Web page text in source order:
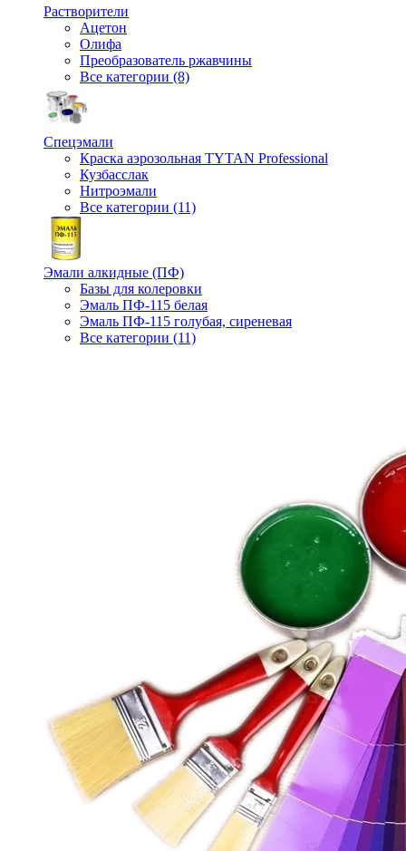
Растворители
Ацетон
Олифа
Преобразователь ржавчины
Все категории (8)
Спецэмали
Краска аэрозольная TYTAN Professional
Кузбасслак
Нитроэмали
Все категории (11)
Эмали алкидные (ПФ)
Базы для колеровки
Эмаль ПФ-115 белая
Эмаль ПФ-115 голубая, сиреневая
Все категории (11)